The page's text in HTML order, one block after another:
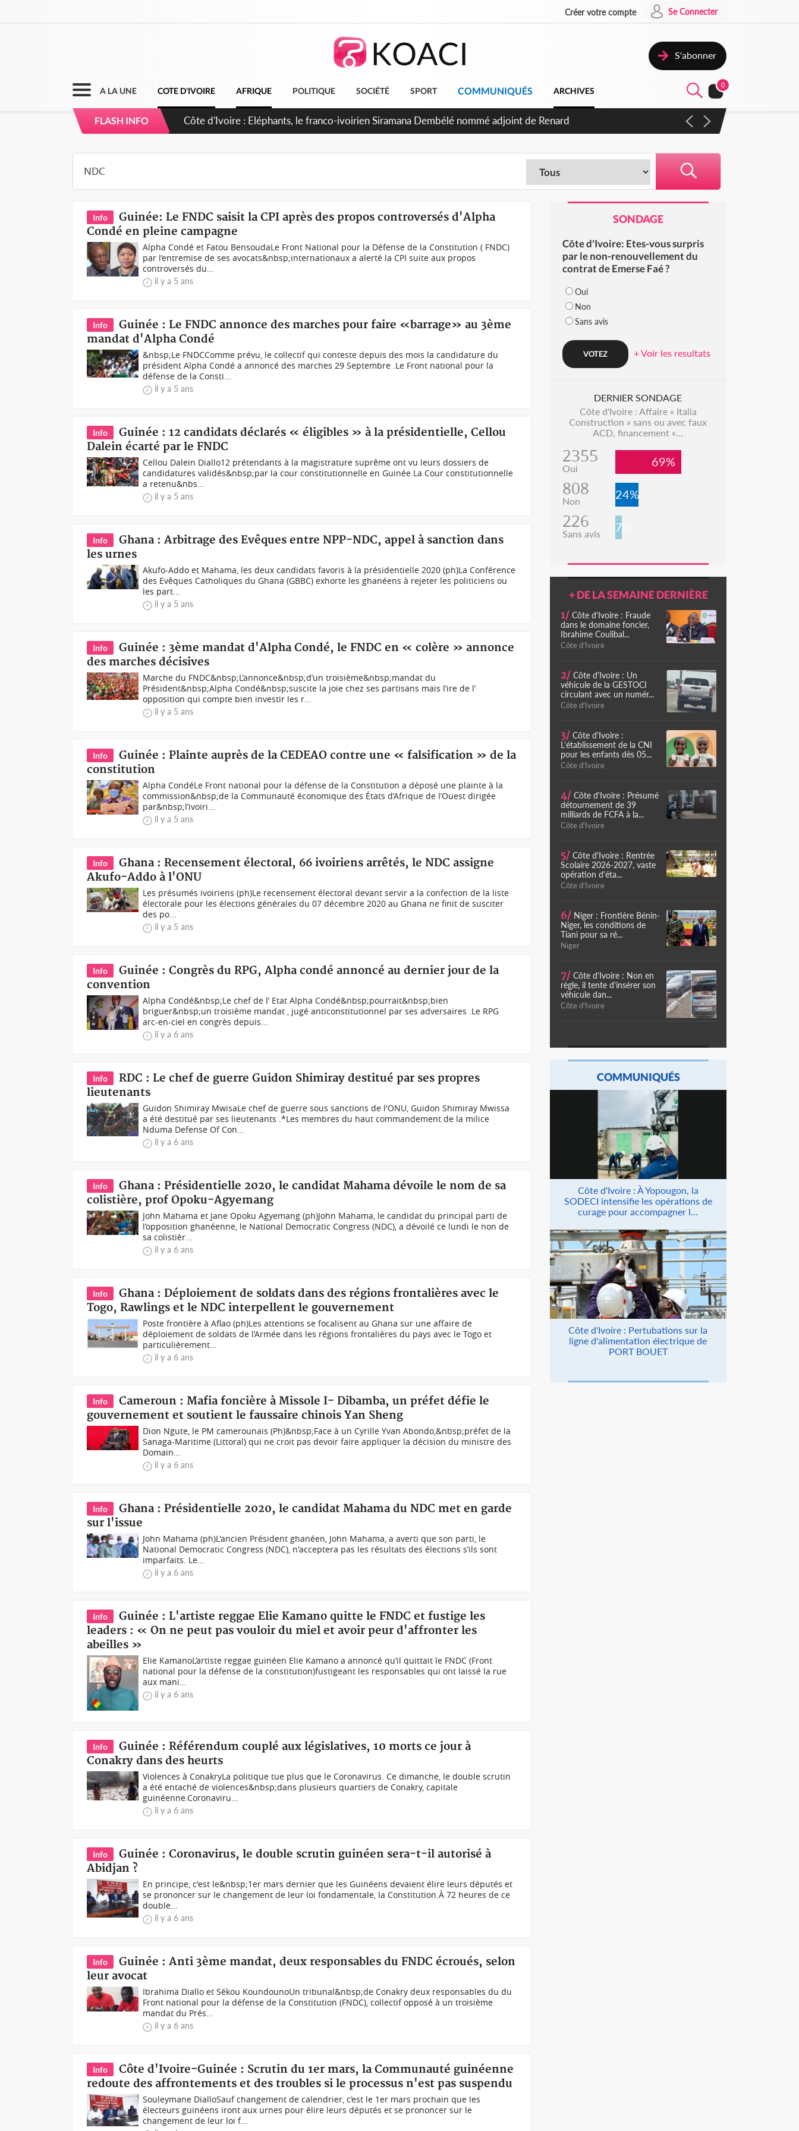
Créer votre compte Se Connecter
S'abonner
A LA UNE COTE D'IVOIRE AFRIQUE POLITIQUE SOCIÉTÉ SPORT COMMUNIQUÉS ARCHIVES
0
FLASH INFO Cameroun : 5 combattants séparatistes neutralisés, le Mindef dément les rumeurs d'exactions des civils
Info
Guinée: Le FNDC saisit la CPI après des propos controversés d'Alpha
Condé en pleine campagne
Alpha Condé et Fatou BensoudaLe Front National pour la Défense de la Constitution ( FNDC)
par l’entremise de ses avocats&nbsp;internationaux a alerté la CPI suite aux propos
controversés du...
il y a 5 ans
Info
Guinée : Le FNDC annonce des marches pour faire «barrage» au 3ème
mandat d'Alpha Condé
&nbsp;Le FNDCComme prévu, le collectif qui conteste depuis des mois la candidature du
président Alpha Condé a annoncé des marches 29 Septembre .Le Front national pour la
défense de la Consti...
il y a 5 ans
Info
Guinée : 12 candidats déclarés « éligibles » à la présidentielle, Cellou
Dalein écarté par le FNDC
Cellou Dalein Diallo12 prétendants à la magistrature suprême ont vu leurs dossiers de
candidatures validés&nbsp;par la cour constitutionnelle en Guinée.La Cour constitutionnelle
a retenu&nbs...
il y a 5 ans
Info
Ghana : Arbitrage des Evêques entre NPP-NDC, appel à sanction dans
les urnes
Akufo-Addo et Mahama, les deux candidats favoris à la présidentielle 2020 (ph)La Conférence
des Evêques Catholiques du Ghana (GBBC) exhorte les ghanéens à rejeter les politiciens ou
les part...
il y a 5 ans
Info
Guinée : 3ème mandat d'Alpha Condé, le FNDC en « colère » annonce
des marches décisives
Marche du FNDC&nbsp;L’annonce&nbsp;d’un troisième&nbsp;mandat du
Président&nbsp;Alpha Condé&nbsp;suscite la joie chez ses partisans mais l’ire de l’
opposition qui compte bien investir les r...
il y a 5 ans
Info
Guinée : Plainte auprès de la CEDEAO contre une « falsification » de la
constitution
Alpha CondéLe Front national pour la défense de la Constitution a déposé une plainte à la
commission&nbsp;de la Communauté économique des États d’Afrique de l’Ouest dirigée
par&nbsp;l’ivoiri...
il y a 5 ans
Info
Ghana : Recensement électoral, 66 ivoiriens arrêtés, le NDC assigne
Akufo-Addo à l'ONU
Les présumés ivoiriens (ph)Le recensement électoral devant servir a la confection de la liste
électorale pour les élections générales du 07 décembre 2020 au Ghana ne finit de susciter
des po...
il y a 5 ans
Info
Guinée : Congrès du RPG, Alpha condé annoncé au dernier jour de la
convention
Alpha Condé&nbsp;Le chef de l’ Etat Alpha Condé&nbsp;pourrait&nbsp;bien
briguer&nbsp;un troisième mandat , jugé anticonstitutionnel par ses adversaires .Le RPG
arc-en-ciel en congrès depuis...
il y a 6 ans
Info
RDC : Le chef de guerre Guidon Shimiray destitué par ses propres
lieutenants
Guidon Shimiray MwisaLe chef de guerre sous sanctions de l'ONU, Guidon Shimiray Mwissa
a été destitué par ses lieutenants .*Les membres du haut commandement de la milice
Nduma Defense Of Con...
il y a 6 ans
Info
Ghana : Présidentielle 2020, le candidat Mahama dévoile le nom de sa
colistière, prof Opoku-Agyemang
John Mahama et Jane Opoku Agyemang (ph)John Mahama, le candidat du principal parti de
l’opposition ghanéenne, le National Democratic Congress (NDC), a dévoilé ce lundi le non de
sa colistièr...
il y a 6 ans
Info
Ghana : Déploiement de soldats dans des régions frontalières avec le
Togo, Rawlings et le NDC interpellent le gouvernement
Poste frontière à Aflao (ph)Les attentions se focalisent au Ghana sur une affaire de
déploiement de soldats de l’Armée dans les régions frontalières du pays avec le Togo et
particulièrement...
il y a 6 ans
Info
Cameroun : Mafia foncière à Missole I- Dibamba, un préfet défie le
gouvernement et soutient le faussaire chinois Yan Sheng
Dion Ngute, le PM camerounais (Ph)&nbsp;Face à un Cyrille Yvan Abondo,&nbsp;préfet de la
Sanaga-Maritime (Littoral) qui ne croit pas devoir faire appliquer la décision du ministre des
Domain...
il y a 6 ans
Info
Ghana : Présidentielle 2020, le candidat Mahama du NDC met en garde
sur l'issue
John Mahama (ph)L'ancien Président ghanéen, John Mahama, a averti que son parti, le
National Democratic Congress (NDC), n'acceptera pas les résultats des élections s’ils sont
imparfaits. Le...
il y a 6 ans
Info
Guinée : L'artiste reggae Elie Kamano quitte le FNDC et fustige les
leaders : « On ne peut pas vouloir du miel et avoir peur d'affronter les
abeilles »
Elie KamanoL’artiste reggae guinéen Elie Kamano a annoncé qu’il quittait le FNDC (Front
national pour la défense de la constitution)fustigeant les responsables qui ont laissé la rue
aux mani...
il y a 6 ans
Info
Guinée : Référendum couplé aux législatives, 10 morts ce jour à
Conakry dans des heurts
Violences à ConakryLa politique tue plus que le Coronavirus. Ce dimanche, le double scrutin
a été entaché de violences&nbsp;dans plusieurs quartiers de Conakry, capitale
guinéenne.Coronaviru...
il y a 6 ans
Info
Guinée : Coronavirus, le double scrutin guinéen sera-t-il autorisé à
Abidjan ?
En principe, c'est le&nbsp;1er mars dernier que les Guinéens devaient élire leurs députés et
se prononcer sur le changement de leur loi fondamentale, la Constitution.À 72 heures de ce
double...
il y a 6 ans
Info
Guinée : Anti 3ème mandat, deux responsables du FNDC écroués, selon
leur avocat
Ibrahima Diallo et Sékou KoundounoUn tribunal&nbsp;de Conakry deux responsables du du
Front national pour la défense de la Constitution (FNDC), collectif opposé à un troisième
mandat du Prés...
il y a 6 ans
Info
Côte d'Ivoire-Guinée : Scrutin du 1er mars, la Communauté guinéenne
redoute des affrontements et des troubles si le processus n'est pas suspendu
Souleymane DialloSauf changement de calendrier, c’est le 1er mars prochain que les
électeurs guinéens iront aux urnes pour élire leurs députés et se prononcer sur le
changement de leur loi f...
SONDAGE
Côte d'Ivoire: Etes-vous surpris
par le non-renouvellement du
contrat de Emerse Faé ?
Oui
Non
Sans avis
+ Voir les resultats
DERNIER SONDAGE
Côte d'Ivoire : Affaire « Italia
Construction » sans ou avec faux
ACD, financement «...
2355
Oui 69%
808
Non 24%
226
Sans avis 7%
+ DE LA SEMAINE DERNIÈRE
1/ Côte d'Ivoire : Fraude
dans le domaine foncier,
Ibrahime Coulibal...
Côte d'Ivoire
2/ Côte d'Ivoire : Un
véhicule de la GESTOCI
circulant avec un numér...
Côte d'Ivoire
3/ Côte d'Ivoire :
L'établissement de la CNI
pour les enfants dès 05...
Côte d'Ivoire
4/ Côte d'Ivoire : Présumé
détournement de 39
milliards de FCFA à la...
Côte d'Ivoire
5/ Côte d'Ivoire : Rentrée
Scolaire 2026-2027, vaste
opération d'éta...
Côte d'Ivoire
6/ Niger : Frontière Bénin-
Niger, les conditions de
Tiani pour sa ré...
Niger
7/ Côte d'Ivoire : Non en
règle, il tente d'insérer son
véhicule dan...
Côte d'Ivoire
COMMUNIQUÉS
Côte d'Ivoire : À Yopougon, la
SODECI intensifie les opérations de
curage pour accompagner l...
Côte d'Ivoire : Pertubations sur la
ligne d'alimentation électrique de
PORT BOUET